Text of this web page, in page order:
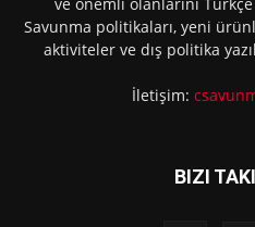
Savunma politikaları, yeni
aktiviteler ve dış politika
İletişim:
BIZI